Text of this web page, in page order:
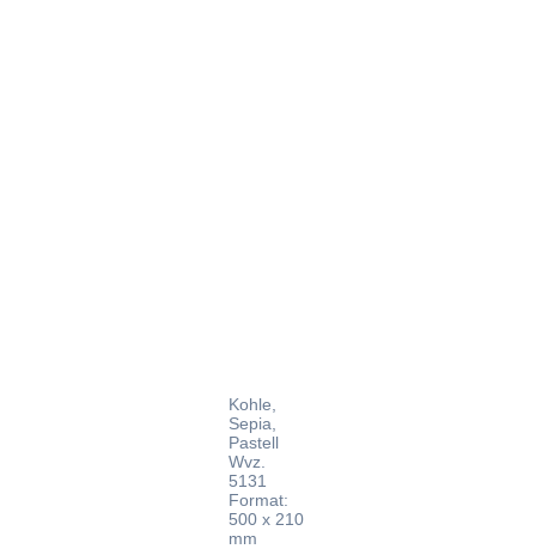
Kohle,
Sepia,
Pastell
Wvz.
5131
Format:
500 x 210
mm